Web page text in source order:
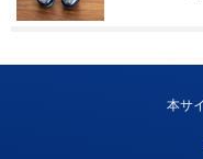
本サ